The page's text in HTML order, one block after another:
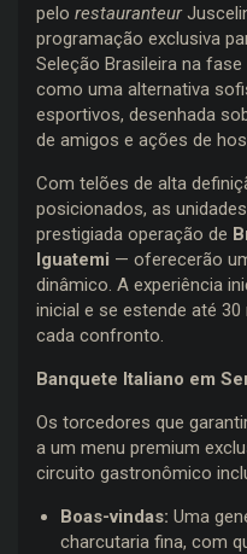
pelo restauranteur
programação exclusiva
Seleção Brasileira na
como uma alternativa
esportivos, desenhada
de amigos e ações de
Com telões de alta
posicionados, as
prestigiada operação de
Iguatemi — oferecerão
dinâmico. A experiência
inicial e se estende até
cada confronto.
Banquete Italiano em
Os torcedores que
a um menu premium
circuito gastronômico
Boas-vindas: Uma
charcutaria fina, com